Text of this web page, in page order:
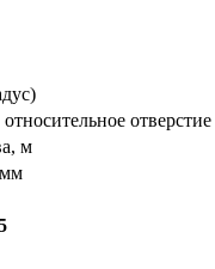
отверстие
м